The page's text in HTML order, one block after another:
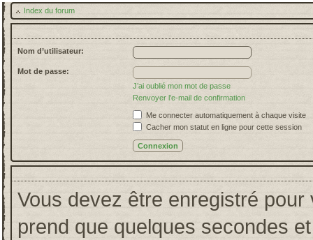
Index du forum
Nom d’utilisateur:
Mot de passe:
J’ai oublié mon mot de passe
Renvoyer l’e-mail de confirmation
Me connecter automatiquement à chaque visite
Cacher mon statut en ligne pour cette session
Vous devez être enregistré pour
prend que quelques secondes